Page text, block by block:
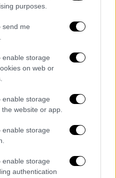
purposes.
send me
enable storage
on web or
enable storage
website or app.
enable storage
enable storage
authentication
επτά κάλυκες
τις σφαίρες
στον
με δική σας ευθύνη. Το
σχόλια θα